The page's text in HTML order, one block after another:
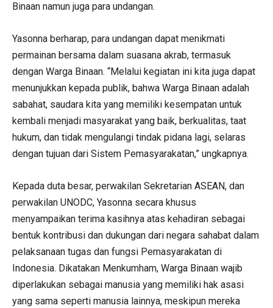
Binaan namun juga para undangan.
Yasonna berharap, para undangan dapat menikmati
permainan bersama dalam suasana akrab, termasuk
dengan Warga Binaan. “Melalui kegiatan ini kita juga dapat
menunjukkan kepada publik, bahwa Warga Binaan adalah
sabahat, saudara kita yang memiliki kesempatan untuk
kembali menjadi masyarakat yang baik, berkualitas, taat
hukum, dan tidak mengulangi tindak pidana lagi, selaras
dengan tujuan dari Sistem Pemasyarakatan,” ungkapnya.
Kepada duta besar, perwakilan Sekretarian ASEAN, dan
perwakilan UNODC, Yasonna secara khusus
menyampaikan terima kasihnya atas kehadiran sebagai
bentuk kontribusi dan dukungan dari negara sahabat dalam
pelaksanaan tugas dan fungsi Pemasyarakatan di
Indonesia. Dikatakan Menkumham, Warga Binaan wajib
diperlakukan sebagai manusia yang memiliki hak asasi
yang sama seperti manusia lainnya, meskipun mereka